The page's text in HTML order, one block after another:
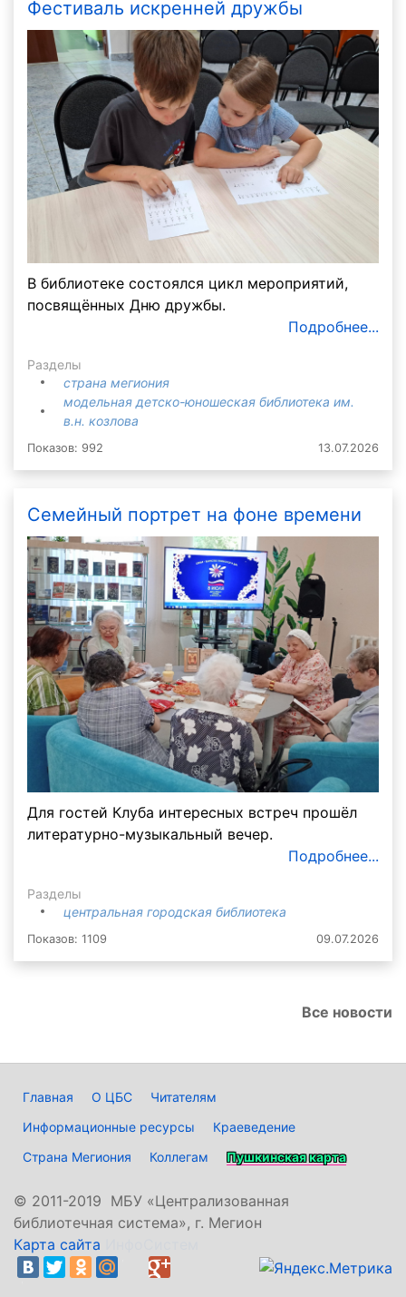
Фестиваль искренней дружбы
В библиотеке состоялся цикл мероприятий,
посвящённых Дню дружбы.
Подробнее...
Разделы
страна мегиония
модельная детско-юношеская библиотека им.
в.н. козлова
Показов: 992 13.07.2026
Семейный портрет на фоне времени
Для гостей Клуба интересных встреч прошёл
литературно-музыкальный вечер.
Подробнее...
Разделы
центральная городская библиотека
Показов: 1109 09.07.2026
Все новости
Главная О ЦБС
Читателям
Информационные ресурсы
Краеведение
Страна Мегиония
Коллегам Пушкинская карта
© 2011-2019 МБУ «Централизованная
библиотечная система», г. Мегион
Карта сайта